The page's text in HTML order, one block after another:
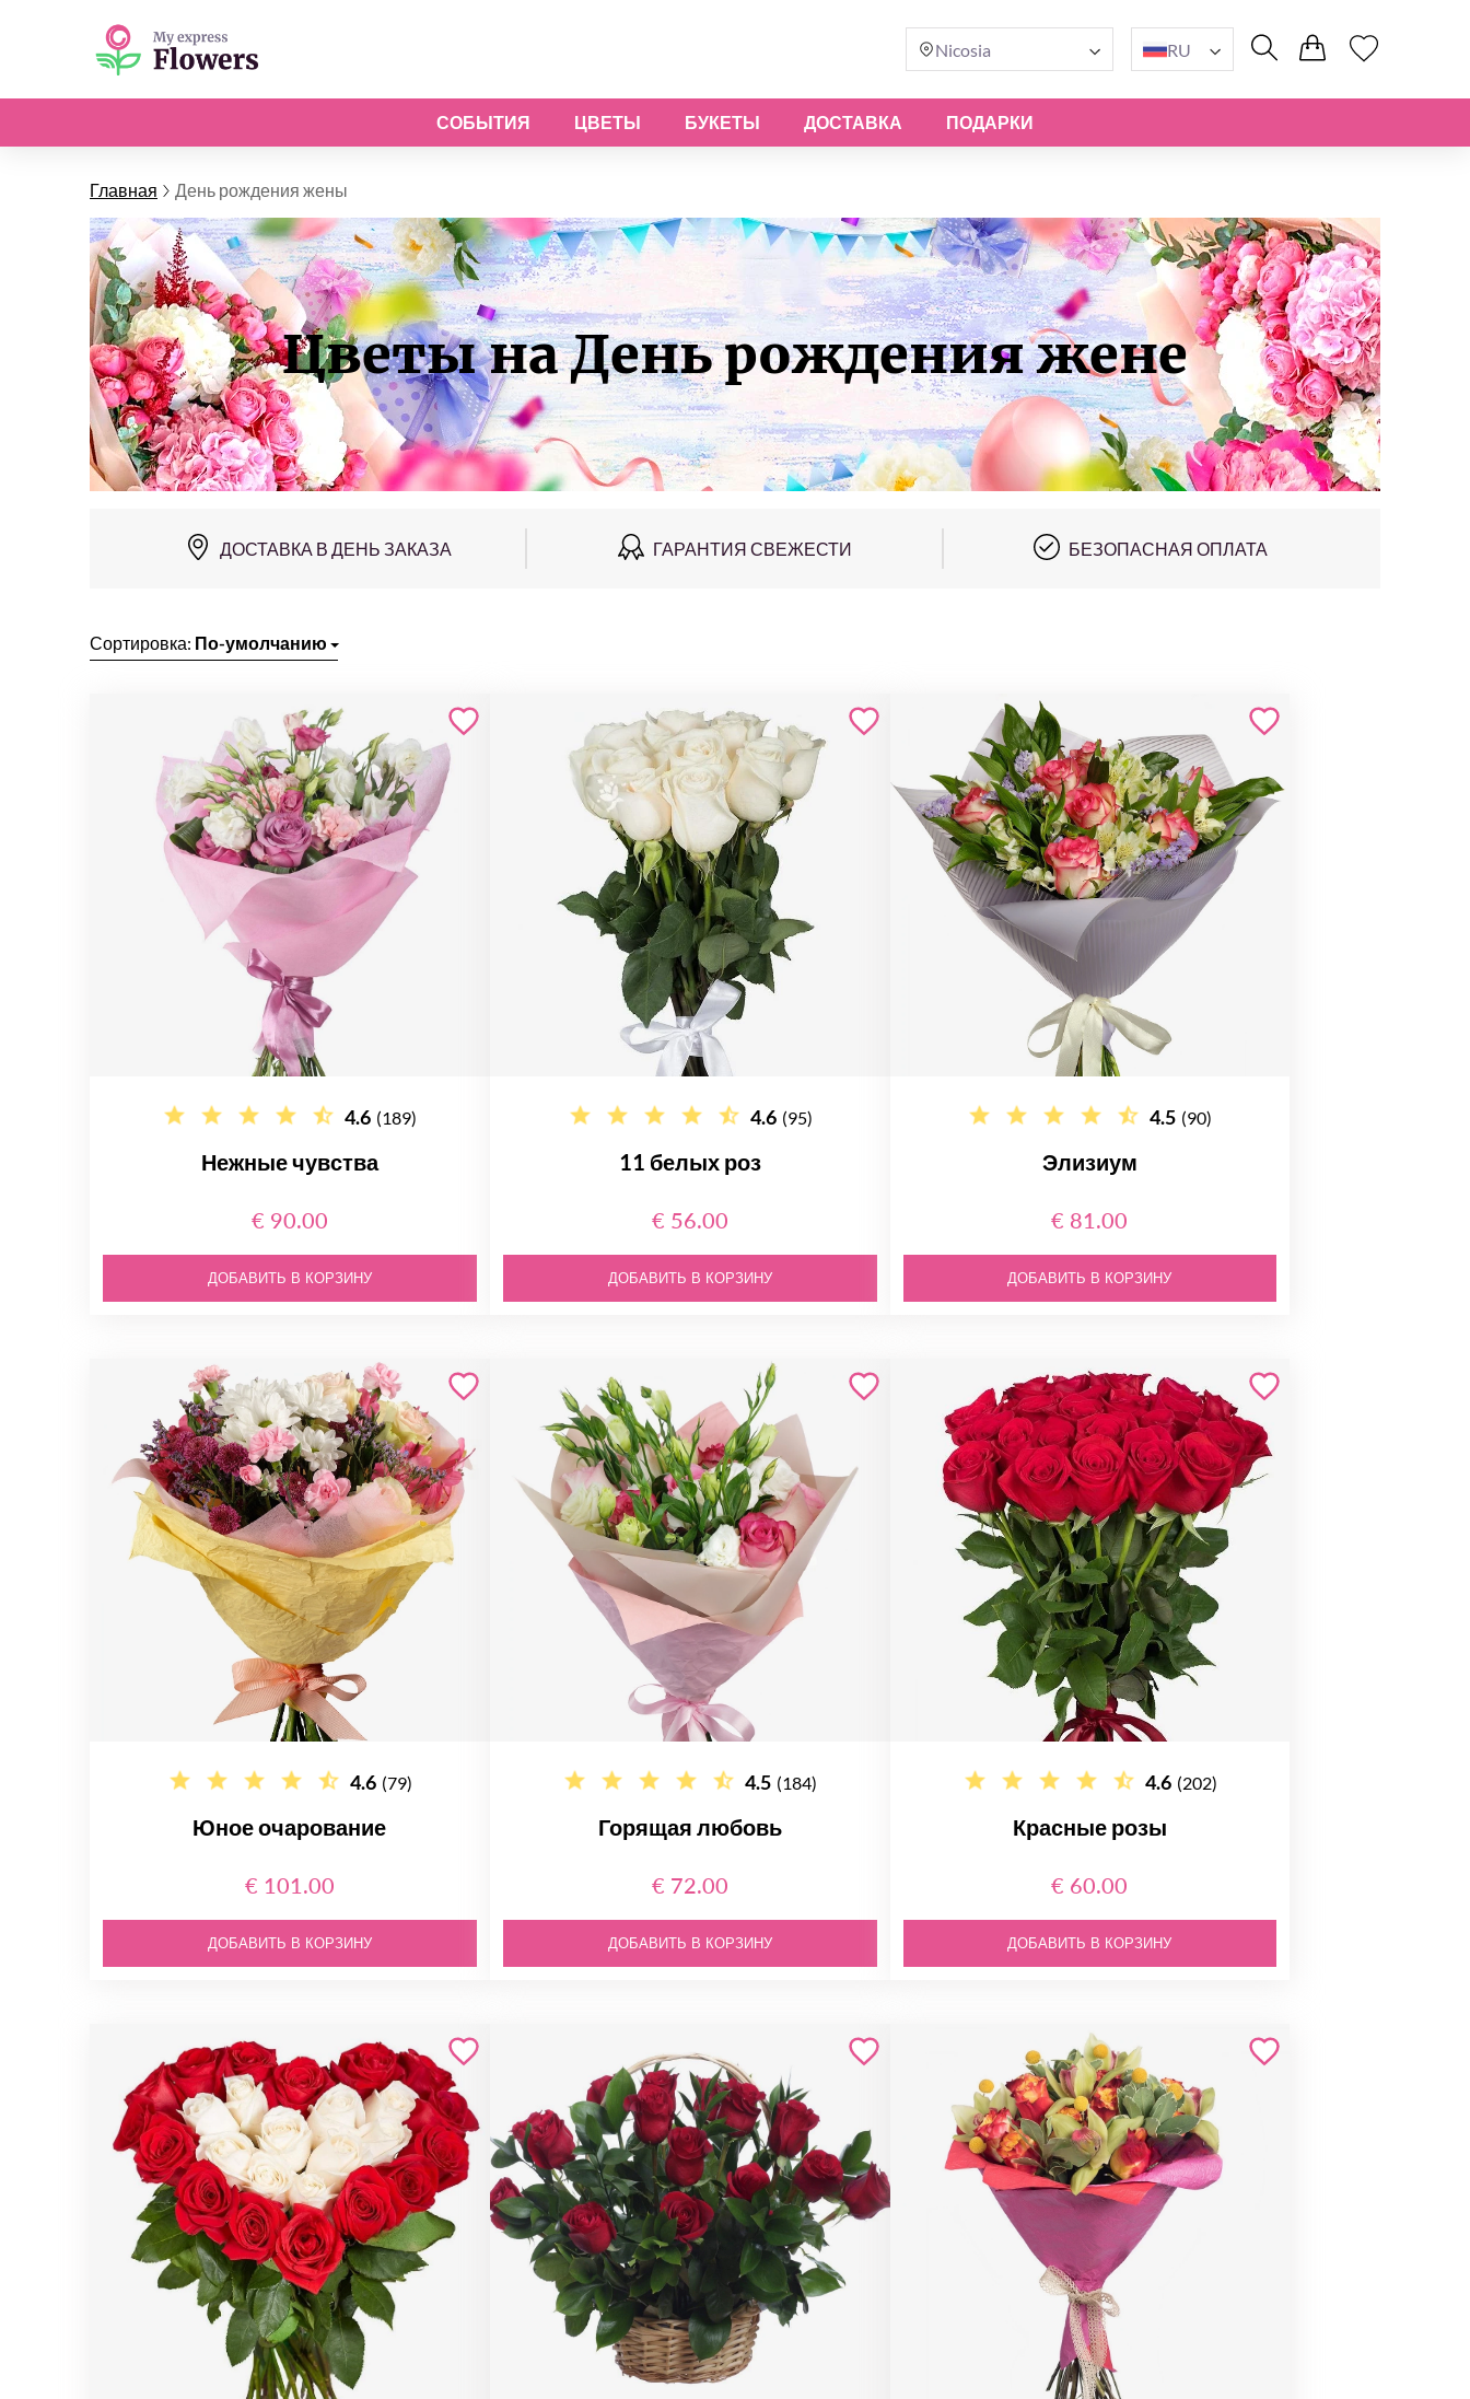
Nicosia RU
СОБЫТИЯ ЦВЕТЫ БУКЕТЫ ДОСТАВКА ПОДАРКИ
Главная День рождения жены
Цветы на День рождения жене
ДОСТАВКА В ДЕНЬ ЗАКАЗА ГАРАНТИЯ СВЕЖЕСТИ БЕЗОПАСНАЯ ОПЛАТА
Сортировка: По-умолчанию
4.6 (189)
Нежные чувства
€ 90.00
ДОБАВИТЬ В КОРЗИНУ
4.6 (95)
11 белых роз
€ 56.00
ДОБАВИТЬ В КОРЗИНУ
4.5 (90)
Элизиум
€ 81.00
ДОБАВИТЬ В КОРЗИНУ
4.6 (79)
Юное очарование
€ 101.00
ДОБАВИТЬ В КОРЗИНУ
4.5 (184)
Горящая любовь
€ 72.00
ДОБАВИТЬ В КОРЗИНУ
4.6 (202)
Красные розы
€ 60.00
ДОБАВИТЬ В КОРЗИНУ